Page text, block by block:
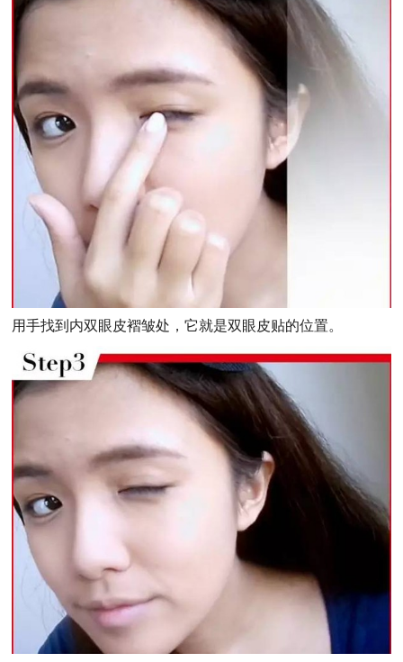
用手找到内双眼皮褶皱处，它就是双眼皮贴的位置。